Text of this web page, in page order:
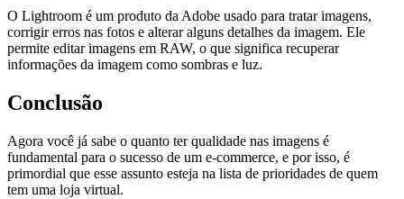
O Lightroom é um produto da Adobe usado para tratar imagens,
corrigir erros nas fotos e alterar alguns detalhes da imagem. Ele
permite editar imagens em RAW, o que significa recuperar
informações da imagem como sombras e luz.
Conclusão
Agora você já sabe o quanto ter qualidade nas imagens é
fundamental para o sucesso de um e-commerce, e por isso, é
primordial que esse assunto esteja na lista de prioridades de quem
tem uma loja virtual.